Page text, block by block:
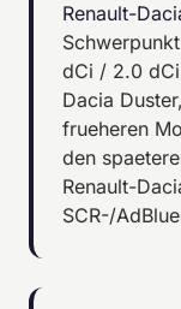
Renault-
dCi / 2.0
Dacia
frueheren
den
Renault-
SCR-/